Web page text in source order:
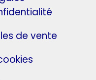
de vente